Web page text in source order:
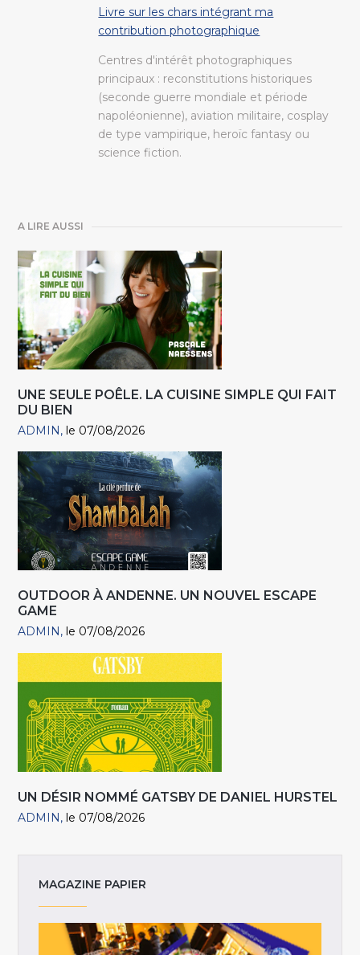
Livre sur les chars intégrant ma
contribution photographique
Centres d'intérêt photographiques
principaux : reconstitutions historiques
(seconde guerre mondiale et période
napoléonienne), aviation militaire, cosplay
de type vampirique, heroïc fantasy ou
science fiction.
A LIRE AUSSI
UNE SEULE POÊLE. LA CUISINE SIMPLE QUI FAIT
DU BIEN
ADMIN le 07/08/2026
OUTDOOR À ANDENNE. UN NOUVEL ESCAPE
GAME
ADMIN le 07/08/2026
UN DÉSIR NOMMÉ GATSBY DE DANIEL HURSTEL
ADMIN le 07/08/2026
MAGAZINE PAPIER